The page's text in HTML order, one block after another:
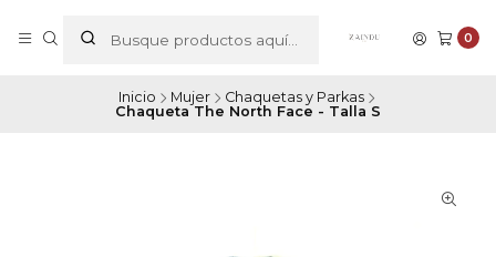
0
Inicio Mujer
Chaquetas y Parkas
Chaqueta The North Face - Talla S